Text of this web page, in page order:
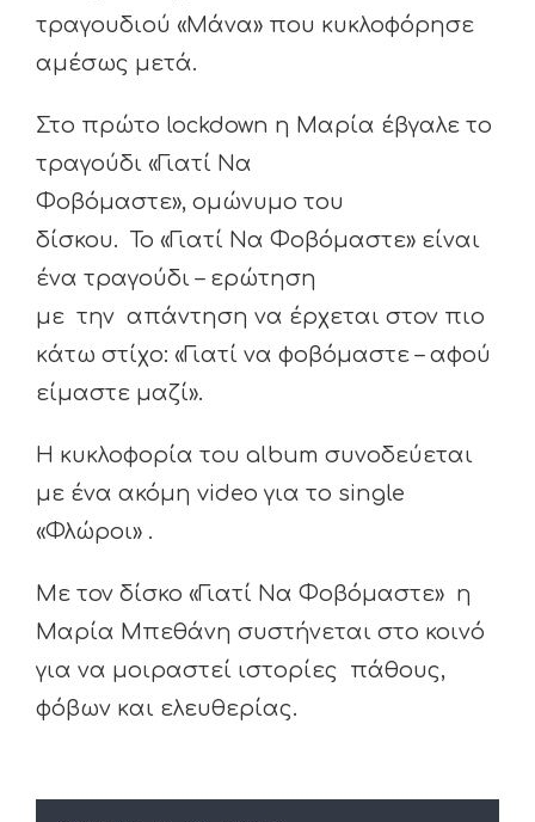
τραγουδιού «Μάνα» που κυκλοφόρησε
αμέσως μετά.
Στο πρώτο lockdown η Μαρία έβγαλε το
τραγούδι «Γιατί Να
Φοβόμαστε», ομώνυμο του
δίσκου. Το «Γιατί Να Φοβόμαστε» είναι
ένα τραγούδι – ερώτηση
με την απάντηση να έρχεται στον πιο
κάτω στίχο: «Γιατί να φοβόμαστε – αφού
είμαστε μαζί».
Η κυκλοφορία του album συνοδεύεται
με ένα ακόμη video για το single
«Φλώροι» .
Με τον δίσκο «Γιατί Να Φοβόμαστε» η
Μαρία Mπεθάνη συστήνεται στο κοινό
για να μοιραστεί ιστορίες πάθους,
φόβων και ελευθερίας.